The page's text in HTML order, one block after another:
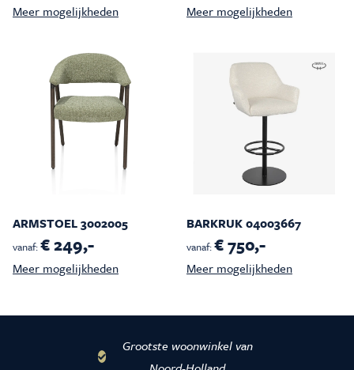
Meer mogelijkheden Meer mogelijkheden
ARMSTOEL 3002005
vanaf:€ 249,-
Meer mogelijkheden
BARKRUK 04003667
vanaf:€ 750,-
Meer mogelijkheden
Grootste woonwinkel van